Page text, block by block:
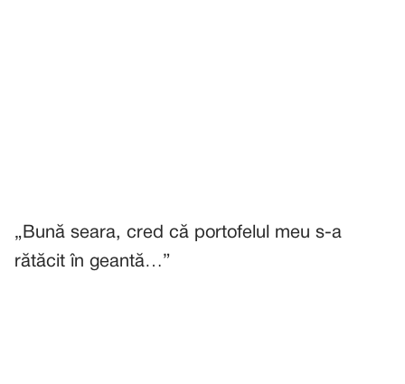
„Bună seara, cred că portofelul meu s-a
rătăcit în geantă…”